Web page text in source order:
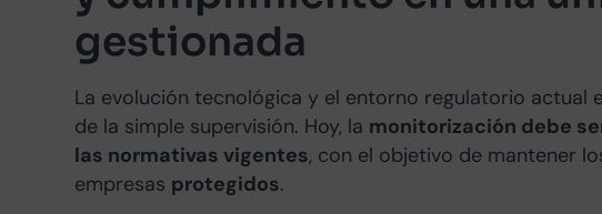
gestionada
La evolución tecnológica y el entorno regulatorio actual
de la simple supervisión. Hoy, la monitorización debe
las normativas vigentes, con el objetivo de mantener
empresas protegidos.